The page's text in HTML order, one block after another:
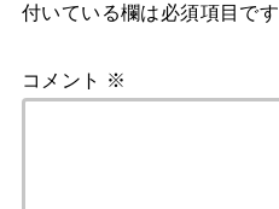
付いている欄は必須項目です
コメント ※